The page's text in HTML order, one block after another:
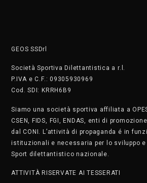
GEOS SSDrl
Società Sportiva Dilettantistica a r.l.
P.IVA e C.F.: 09305930969
Cod. SDI: KRRH6B9
Siamo una società sportiva affiliata a OPES
CSEN, FIDS, FGI, ENDAS, enti di
dal CONI. L’attività di propaganda é in
istituzionali e necessaria per lo sviluppo
Sport dilettantistico nazionale.
ATTIVITÀ RISERVATE AI TESSERATI